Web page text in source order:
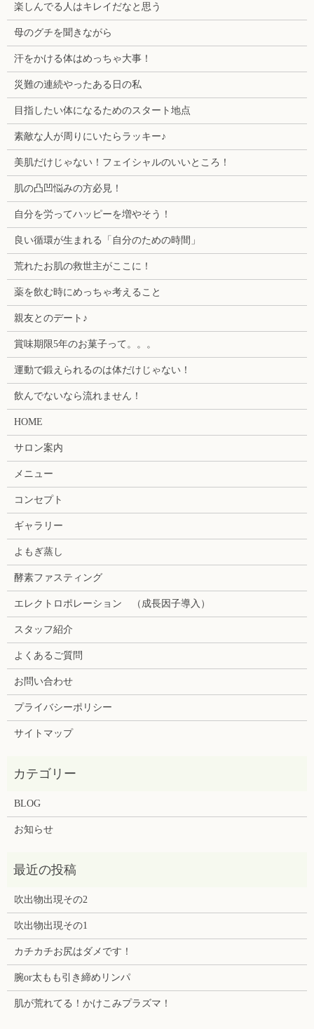
楽しんでる人はキレイだなと思う
母のグチを聞きながら
汗をかける体はめっちゃ大事！
災難の連続やったある日の私
目指したい体になるためのスタート地点
素敵な人が周りにいたらラッキー♪
美肌だけじゃない！フェイシャルのいいところ！
肌の凸凹悩みの方必見！
自分を労ってハッピーを増やそう！
良い循環が生まれる「自分のための時間」
荒れたお肌の救世主がここに！
薬を飲む時にめっちゃ考えること
親友とのデート♪
賞味期限5年のお菓子って。。。
運動で鍛えられるのは体だけじゃない！
飲んでないなら流れません！
HOME
サロン案内
メニュー
コンセプト
ギャラリー
よもぎ蒸し
酵素ファスティング
エレクトロポレーション （成長因子導入）
スタッフ紹介
よくあるご質問
お問い合わせ
プライバシーポリシー
サイトマップ
BLOG
お知らせ
吹出物出現その2
吹出物出現その1
カチカチお尻はダメです！
腕or太もも引き締めリンパ
肌が荒れてる！かけこみプラズマ！